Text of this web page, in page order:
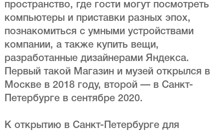
пространство, где гости могут посмотреть
компьютеры и приставки разных эпох,
познакомиться с умными устройствами
компании, а также купить вещи,
разработанные дизайнерами Яндекса.
Первый такой Магазин и музей открылся в
Москве в 2018 году, второй — в Санкт-
Петербурге в сентябре 2020.
К открытию в Санкт-Петербурге для